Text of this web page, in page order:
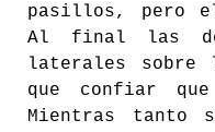
pasillos, pero
Al final las
laterales sobre
que confiar
Mientras tanto